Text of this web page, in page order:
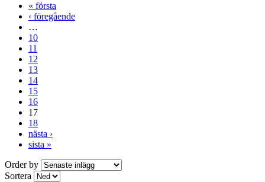
« första
‹ föregående
…
10
11
12
13
14
15
16
17
18
nästa ›
sista »
Order by
Sortera